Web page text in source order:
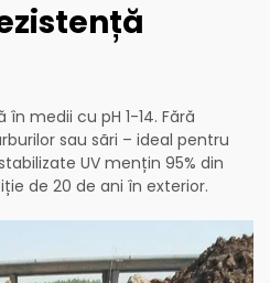
în medii cu pH 1-14. Fără
sau sãri – ideal pentru
UV mențin 95% din
de 20 de ani în exterior.